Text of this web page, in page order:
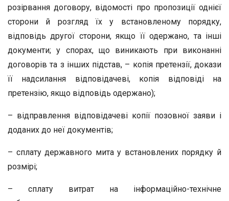
розірвання договору, відомості про пропозиції однієї
сторони й розгляд їх у встановленому порядку,
відповідь другої сторони, якщо її одержано, та інші
документи; у спорах, що виникають при виконанні
договорів та з інших підстав, – копія претензії, докази
її надсилання відповідачеві, копія відповіді на
претензію, якщо відповідь одержано);
– відправлення відповідачеві копії позовної заяви і
доданих до неї документів;
– сплату державного мита у встановлених порядку й
розмірі;
– сплату витрат на інформаційно-технічне